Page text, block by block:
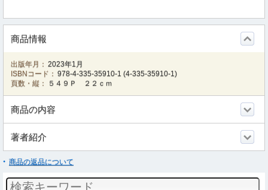
商品情報
出版年月： 2023年1月
ISBNコード： 978-4-335-35910-1 (4-335-35910-1)
頁数・縦：
５４９Ｐ ２２ｃｍ
商品の内容
著者紹介
商品の返品について